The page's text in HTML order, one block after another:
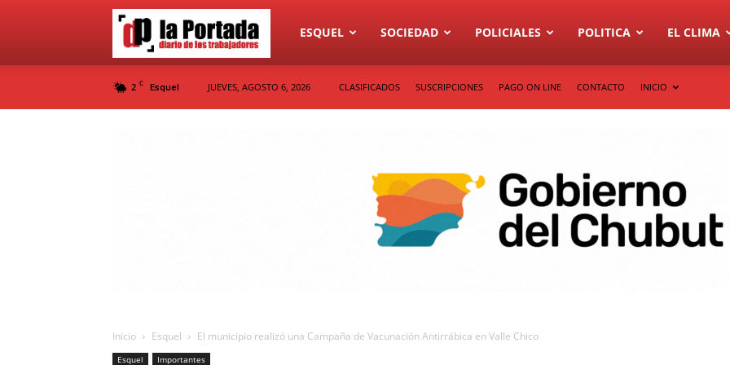
Diario
La
ESQUEL SOCIEDAD POLICIALES POLITICA EL CLIMA
2 C Esquel JUEVES, AGOSTO 6, 2026 CLASIFICADOS SUSCRIPCIONES PAGO ON LINE CONTACTO INICIO
Inicio Esquel El municipio realizó una Campaña de Vacunación Antirrábica en Valle Chico
Esquel Importantes